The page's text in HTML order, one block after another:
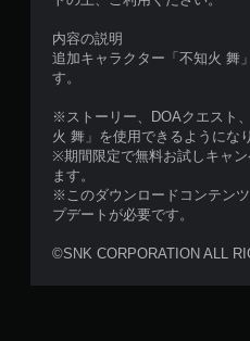
内容の説明
追加キャラクター「不知火 舞
す。
※ストーリー、DOAクエスト
火 舞」を使用できるようにな
※期間限定で無料お試しキャ
ます。
※このダウンロードコンテン
プデートが必要です。
©SNK CORPORATION ALL